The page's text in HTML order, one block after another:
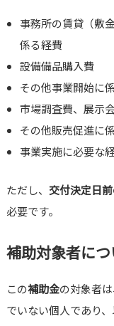
事務所の賃貸（敷
係る経費
設備備品購入費
その他事業開始に
市場調査費、展示
その他販売促進に
事業実施に必要な
ただし、 交付決定日
必要です。
補助対象者につ
この補助金の対象者
でいない個人であり